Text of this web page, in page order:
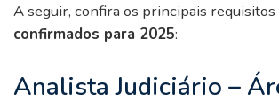
A seguir, confira os principais requisitos
confirmados para 2025:
Analista Judiciário –